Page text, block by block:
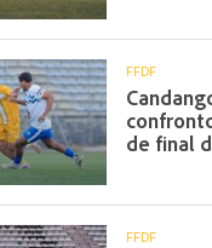
FFDF
de final
FFDF